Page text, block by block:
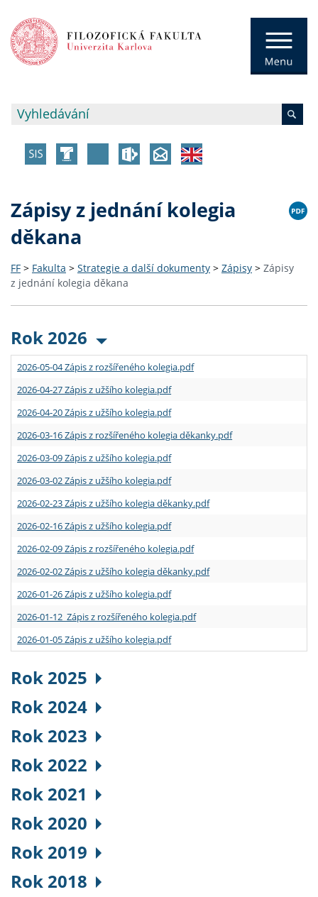
Zápisy z jednání kolegia
děkana
FF > Fakulta > Strategie a další dokumenty > Zápisy > Zápisy
z jednání kolegia děkana
Rok 2026
2026-05-04 Zápis z rozšířeného kolegia.pdf
2026-04-27 Zápis z užšího kolegia.pdf
2026-04-20 Zápis z užšího kolegia.pdf
2026-03-16 Zápis z rozšířeného kolegia děkanky.pdf
2026-03-09 Zápis z užšího kolegia.pdf
2026-03-02 Zápis z užšího kolegia.pdf
2026-02-23 Zápis z užšího kolegia děkanky.pdf
2026-02-16 Zápis z užšího kolegia.pdf
2026-02-09 Zápis z rozšířeného kolegia.pdf
2026-02-02 Zápis z užšího kolegia děkanky.pdf
2026-01-26 Zápis z užšího kolegia.pdf
2026-01-12 Zápis z rozšířeného kolegia.pdf
2026-01-05 Zápis z užšího kolegia.pdf
Rok 2025
Rok 2024
Rok 2023
Rok 2022
Rok 2021
Rok 2020
Rok 2019
Rok 2018